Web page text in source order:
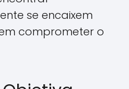
se encaixem
comprometer o